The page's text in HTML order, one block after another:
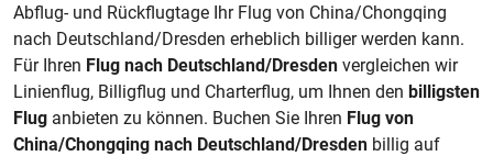
Abflug- und Rückflugtage Ihr Flug von China/Chongqing
nach Deutschland/Dresden erheblich billiger werden kann.
Für Ihren Flug nach Deutschland/Dresden vergleichen wir
Linienflug, Billigflug und Charterflug, um Ihnen den billigsten
Flug anbieten zu können. Buchen Sie Ihren Flug von
China/Chongqing nach Deutschland/Dresden billig auf